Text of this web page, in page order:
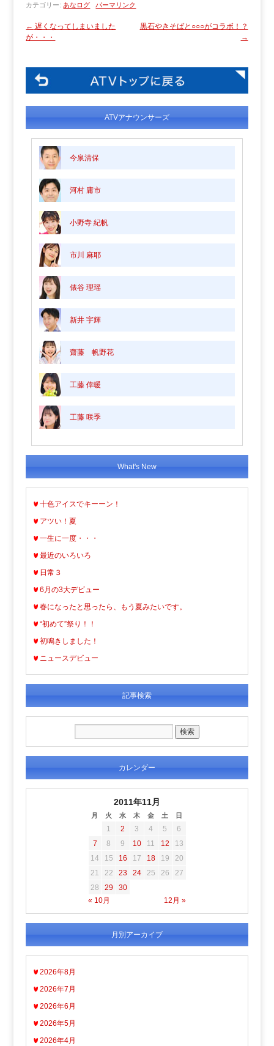
カテゴリー: あなログ パーマリンク
← 遅くなってしまいました
が・・・
黒石やきそばと○○○がコラボ！？
→
ATVアナウンサーズ
今泉清保
河村 庸市
小野寺 紀帆
市川 麻耶
俵谷 理瑶
新井 宇輝
齋藤 帆野花
工藤 倖暖
工藤 咲季
What's New
十色アイスでキーーン！
アツい！夏
一生に一度・・・
最近のいろいろ
日常３
6月の3大デビュー
春になったと思ったら、もう夏みたいです。
“初めて”祭り！！
初鳴きしました！
ニュースデビュー
記事検索
カレンダー
2011年11月
月 火 水 木 金 土 日
« 10月 12月 »
1 2 3 4 5
6
7
8 9 10 11 12
13
14
15 16 17 18 19
20
21
22 23 24 25 26
27
28
29 30
月別アーカイブ
2026年8月
2026年7月
2026年6月
2026年5月
2026年4月